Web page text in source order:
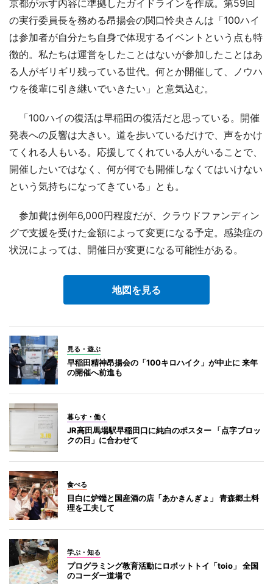
京都が示す内容に準拠したガイドラインを作成。第59回
の実行委員長を務める昂揚会の関口怜央さんは「100ハイ
は参加者が自分たち自身で体現するイベントという点も特
徴的。私たちは運営をしたことはないが参加したことはあ
る人がギリギリ残っている世代。何とか開催して、ノウハ
ウを後輩に引き継いでいきたい」と意気込む。
「100ハイの復活は早稲田の復活だと思っている。開催
発表への反響は大きい。道を歩いているだけで、声をかけ
てくれる人もいる。応援してくれている人がいることで、
開催したいではなく、何が何でも開催しなくてはいけない
という気持ちになってきている」とも。
参加費は例年6,000円程度だが、クラウドファンディン
グで支援を受けた金額によって変更になる予定。感染症の
状況によっては、開催日が変更になる可能性がある。
地図を見る
見る・遊ぶ
早稲田精神昂揚会の「100キロハイク」が中止に 来年
の開催へ前進も
暮らす・働く
JR高田馬場駅早稲田口に純白のポスター 「点字ブロッ
クの日」に合わせて
食べる
目白に炉端と国産酒の店「あかきんぎょ」 青森郷土料
理を工夫して
学ぶ・知る
プログラミング教育活動にロボットトイ「toio」 全国
のコーダー道場で